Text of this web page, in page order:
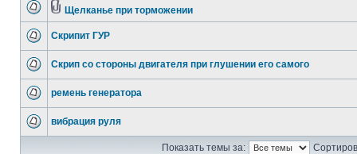
Щелканье при торможении
Скрипит ГУР
Скрип со стороны двигателя при глушении его самого
ремень генератора
вибрация руля
Показать темы за: